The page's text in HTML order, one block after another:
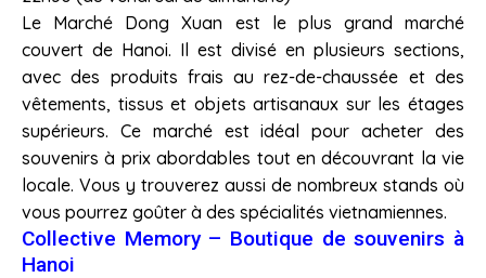
Le Marché Dong Xuan est le plus grand marché
couvert de Hanoi. Il est divisé en plusieurs sections,
avec des produits frais au rez-de-chaussée et des
vêtements, tissus et objets artisanaux sur les étages
supérieurs. Ce marché est idéal pour acheter des
souvenirs à prix abordables tout en découvrant la vie
locale. Vous y trouverez aussi de nombreux stands où
vous pourrez goûter à des spécialités vietnamiennes.
Collective Memory – Boutique de souvenirs à
Hanoi